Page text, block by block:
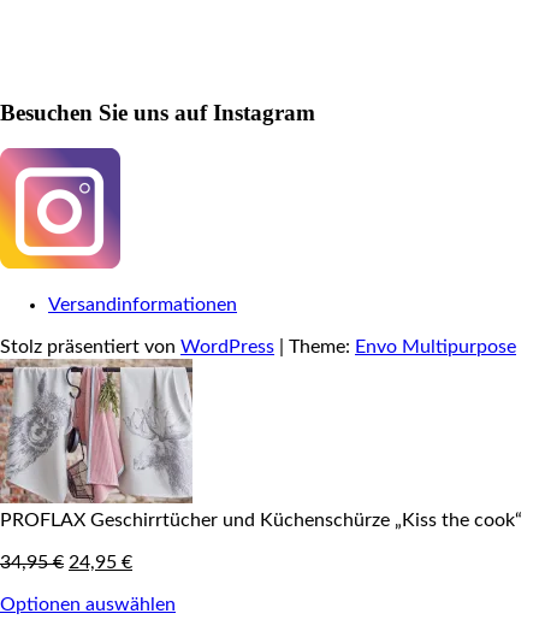
Besuchen Sie uns auf Instagram
Versandinformationen
Stolz präsentiert von WordPress Theme: Envo Multipurpose
PROFLAX Geschirrtücher und Küchenschürze „Kiss the cook“
34,95€ Original
was:
24,95 €Current
is:
Optionen auswählen